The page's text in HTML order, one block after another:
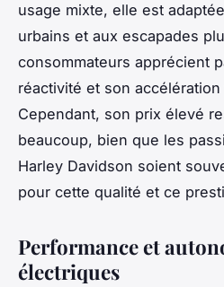
usage mixte, elle est
urbains et aux escapades
consommateurs apprécient
réactivité et son
Cependant, son prix élevé
beaucoup, bien que les
Harley Davidson soient
pour cette qualité et ce
Performance et
électriques